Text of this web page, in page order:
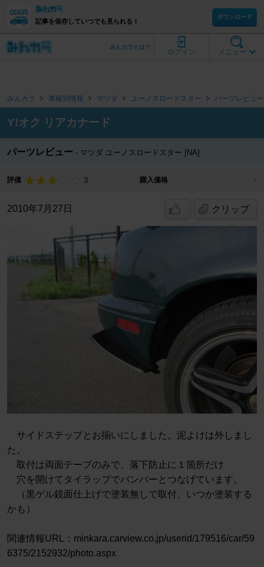
記事を保存していつでも見られる！
ダウンロード
メニュー
ログイン
みんカラとは？
みんカラ 車種別情報 マツダ ユーノスロードスター パーツレビュー
Y!オク リアカナード
パーツレビュー マツダ ユーノスロードスター [NA]
評価 3 購入価格 -
2010年7月27日 クリップ
サイドステップとお揃いにしました。泥よけは外しまし
た。
取付は両面テープのみで、落下防止に１箇所だけ
穴を開けてタイラップでバンパーとつなげています。
（黒ゲル鏡面仕上げで塗装無しで取付、いつか塗装する
かも）
関連情報URL：minkara.carview.co.jp/userid/179516/car/59
6375/2152932/photo.aspx